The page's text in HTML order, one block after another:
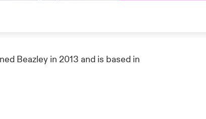
Beazley in 2013 and is based in